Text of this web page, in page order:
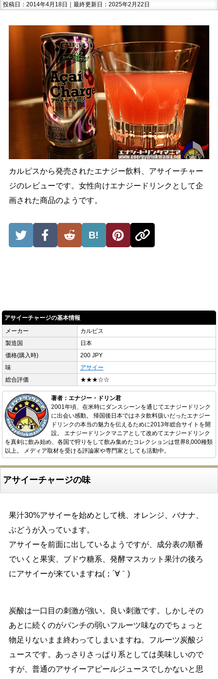
投稿日：2014年4月18日｜最終更新日：2025年2月22日
カルピスから発売されたエナジー飲料、アサイーチャー
ジのレビューです。女性向けエナジードリンクとして企
画された商品のようです。
B!
アサイーチャージの基本情報
メーカー
カルピス
製造国
日本
価格(購入時)
200 JPY
味
アサイー
総合評価
★★★☆☆
著者：エナジー・ドリン君
2001年頃、在米時にダンスシーンを通じてエナジードリンク
に出会い感動。 帰国後日本ではネタ飲料扱いだったエナジー
ドリンクの本当の魅力を伝えるために2013年総合サイトを開
設。 エナジードリンクマニアとして改めてエナジードリンク
を真剣に飲み始め、各国で狩りをして飲み集めたコレクションは世界8,000種類
以上。 メディア取材を受ける評論家や専門家としても活動中。
アサイーチャージの味
果汁30%アサイーを始めとして桃、オレンジ、バナナ、
ぶどうが入っています。
アサイーを前面に出しているようですが、成分表の順番
でいくと果実、ブドウ糖系、発酵マスカット果汁の後ろ
にアサイーが来ていますね(；´∀｀)
炭酸は一口目の刺激が強い。良い刺激です。しかしその
あとに続くのがパンチの弱いフルーツ味なのでちょっと
物足りないまま終わってしまいますね。フルーツ炭酸ジ
ュースです。あっさりさっぱり系としては美味しいので
すが、普通のアサイーアピールジュースでしかないと思